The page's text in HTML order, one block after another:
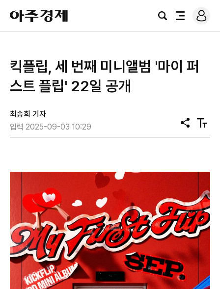
아
주
경
검
전
로
그
킥플립, 세 번째 미니앨범 '마이 퍼
스트 플립' 22일 공개
최송희 기자
입력 2025-09-03 10:29
공
유
텍
스